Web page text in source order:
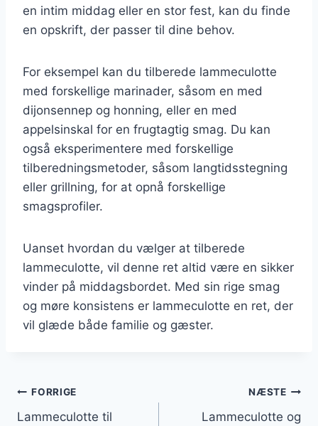
en intim middag eller en stor fest, kan du finde
en opskrift, der passer til dine behov.
For eksempel kan du tilberede lammeculotte
med forskellige marinader, såsom en med
dijonsennep og honning, eller en med
appelsinskal for en frugtagtig smag. Du kan
også eksperimentere med forskellige
tilberedningsmetoder, såsom langtidsstegning
eller grillning, for at opnå forskellige
smagsprofiler.
Uanset hvordan du vælger at tilberede
lammeculotte, vil denne ret altid være en sikker
vinder på middagsbordet. Med sin rige smag
og møre konsistens er lammeculotte en ret, der
vil glæde både familie og gæster.
Indlægsnavigation
FORRIGE
Lammeculotte til
NÆSTE
Lammeculotte og